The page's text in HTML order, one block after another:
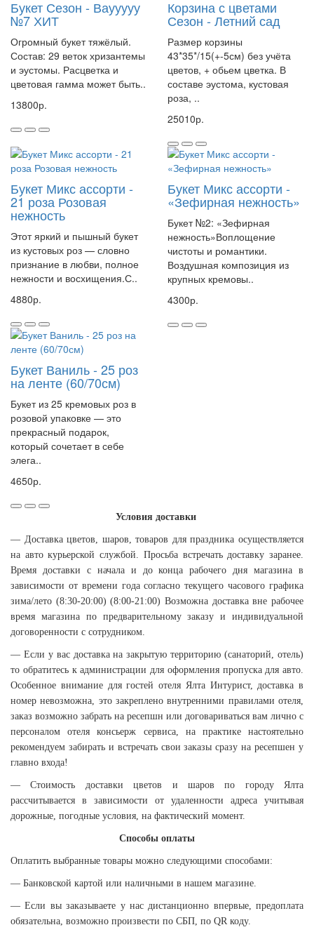
Букет Сезон - Ваууууу
№7 ХИТ
Огромный букет тяжёлый.
Состав: 29 веток хризантемы
и эустомы. Расцветка и
цветовая гамма может быть..
13800р.
Корзина с цветами
Сезон - Летний сад
Размер корзины
43*35*/15(+-5см) без учёта
цветов, + обьем цветка. В
составе эустома, кустовая
роза, ..
25010р.
Букет Микс ассорти -
21 роза Розовая
нежность
Этот яркий и пышный букет
из кустовых роз — словно
признание в любви, полное
нежности и восхищения.С..
4880р.
Букет Микс ассорти -
«Зефирная нежность»
Букет №2: «Зефирная
нежность»Воплощение
чистоты и романтики.
Воздушная композиция из
крупных кремовы..
4300р.
Букет Ваниль - 25 роз
на ленте (60/70см)
Букет из 25 кремовых роз в
розовой упаковке — это
прекрасный подарок,
который сочетает в себе
элега..
4650р.
Условия доставки
— Доставка цветов, шаров, товаров для праздника осуществляется
на авто курьерской службой. Просьба встречать доставку заранее.
Время доставки с начала и до конца рабочего дня магазина в
зависимости от времени года согласно текущего часового графика
зима/лето (8:30-20:00) (8:00-21:00) Возможна доставка вне рабочее
время магазина по предварительному заказу и индивидуальной
договоренности с сотрудником.
— Если у вас доставка на закрытую территорию (санаторий, отель)
то обратитесь к администрации для оформления пропуска для авто.
Особенное внимание для гостей отеля Ялта Интурист, доставка в
номер невозможна, это закреплено внутренними правилами отеля,
заказ возможно забрать на ресепшн или договариваться вам лично с
персоналом отеля консьерж сервиса, на практике настоятельно
рекомендуем забирать и встречать свои заказы сразу на ресепшен у
главно входа!
— Стоимость доставки цветов и шаров по городу Ялта
рассчитывается в зависимости от удаленности адреса учитывая
дорожные, погодные условия, на фактический момент.
Способы оплаты
Оплатить выбранные товары можно следующими способами:
​— Банковской картой или наличными в нашем магазине.
— Если вы заказываете у нас дистанционно впервые, предоплата
обязательна, возможно произвести по СБП, по QR коду.